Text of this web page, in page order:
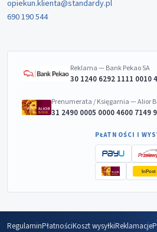
opiekun.klienta@standardy.pl
690 190 544
Reklama — Bank Pekao SA
30 1240 6292 1111 0010
Prenumerata / Księgarnia — Alior
31 2490 0005 0000 4600 7149
PŁATNOŚCI I
InPost
RegulaminPłatnościKoszt wysyłkiReklamacje